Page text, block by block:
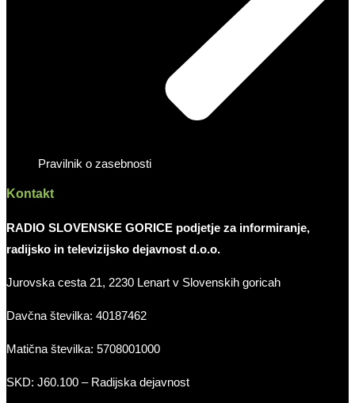
Pravilnik o zasebnosti
Kontakt
RADIO SLOVENSKE GORICE podjetje za informiranje,
radijsko in televizijsko dejavnost d.o.o.
Jurovska cesta 21, 2230 Lenart v Slovenskih goricah
Davčna številka: 40187462
Matična številka: 5708001000
SKD: J60.100 – Radijska dejavnost